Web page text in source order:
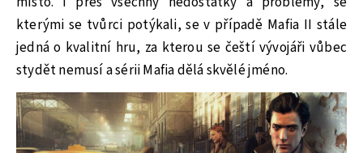
kterými se tvůrci potýkali, se v případě Mafia II stále
jedná o kvalitní hru, za kterou se čeští vývojáři vůbec
stydět nemusí a sérii Mafia dělá skvělé jméno.